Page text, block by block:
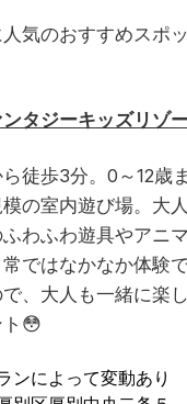
気のおすすめスポ
タジーキッズリゾ
徒歩3分。0～12歳
の室内遊び場。大
わふわ遊具やアニ
ではなかなか体験
、大人も一緒に楽
😳
ンによって変動あり